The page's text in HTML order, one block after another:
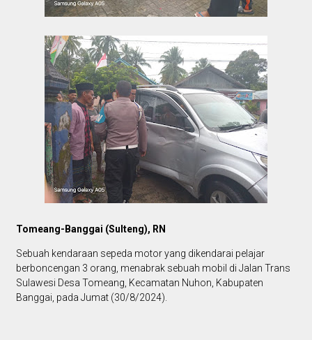
Tomeang-Banggai (Sulteng), RN
Sebuah kendaraan sepeda motor yang dikendarai pelajar
berboncengan 3 orang, menabrak sebuah mobil di Jalan Trans
Sulawesi Desa Tomeang, Kecamatan Nuhon, Kabupaten
Banggai, pada Jumat (30/8/2024).